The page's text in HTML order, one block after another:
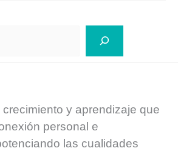
y aprendizaje que
personal e
las cualidades